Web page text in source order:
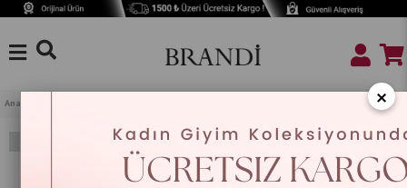
Anasayfa
Filtreleme Sıralama
×